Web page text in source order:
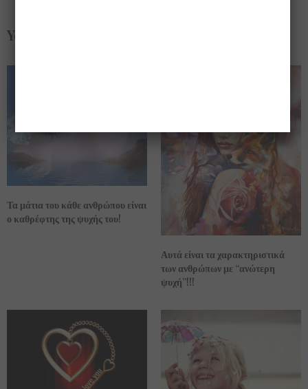
You May Also Like
Τα μάτια του κάθε ανθρώπου είναι
ο καθρέφτης της ψυχής του!
Αυτά είναι τα χαρακτηριστικά
των ανθρώπων με “ανώτερη
ψυχή”!!!